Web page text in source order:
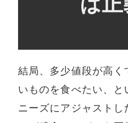
結局、多少値段が高く
いものを食べたい、と
ニーズにアジャスト